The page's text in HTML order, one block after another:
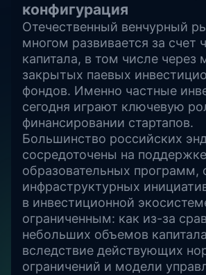
конфигурация
Отечественный венчурный
многом развивается за счет
капитала, в том числе через
закрытых паевых
фондов. Именно частные
сегодня играют ключевую
финансировании стартапов.
Большинство российских
сосредоточены на поддержке
образовательных программ,
инфраструктурных
в инвестиционной
ограниченным: как из-за
небольших объемов
вследствие действующих
ограничений и модели